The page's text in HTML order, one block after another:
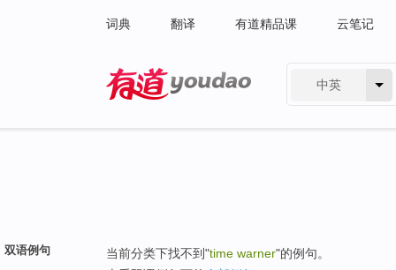
词典 翻译 有道精品课 云笔记
中英
双语例句 当前分类下找不到"time warner"的例句。